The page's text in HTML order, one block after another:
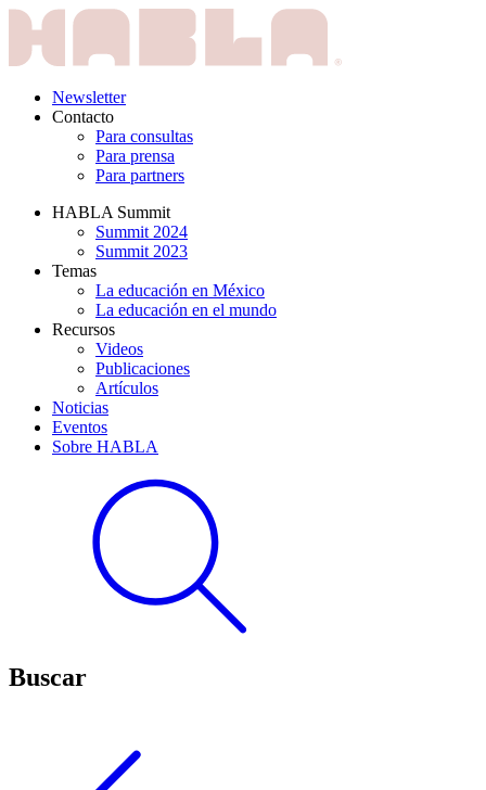
Newsletter
Contacto
Para consultas
Para prensa
Para partners
HABLA Summit
Summit 2024
Summit 2023
Temas
La educación en México
La educación en el mundo
Recursos
Videos
Publicaciones
Artículos
Noticias
Eventos
Sobre HABLA
Buscar